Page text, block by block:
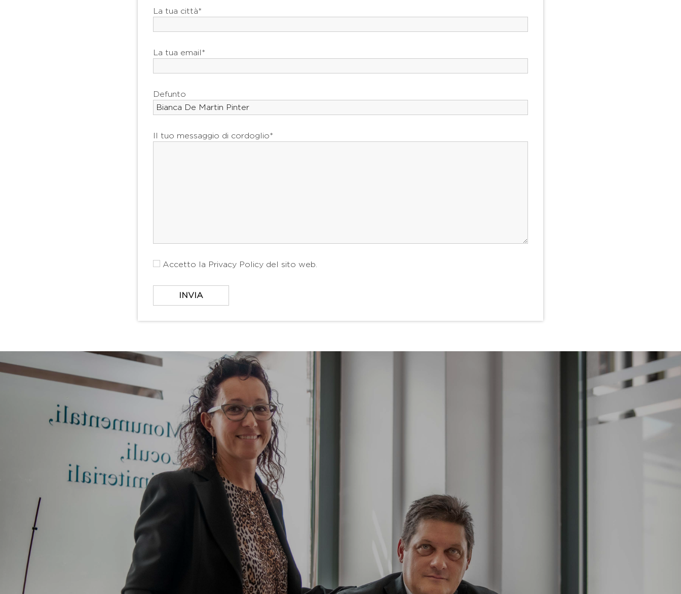
La tua città*
La tua email*
Defunto
Il tuo messaggio di cordoglio*
Accetto la Privacy Policy del sito web.